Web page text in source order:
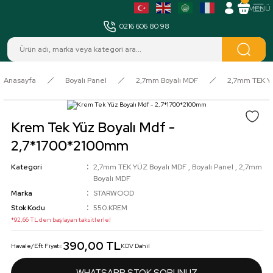
0216 606 80 98
Anasayfa Boyalı Panel 2,7mm Boyalı MDF 2,7mm TEK
Krem Tek Yüz Boyalı Mdf -
2,7*1700*2100mm
Kategori 2,7mm TEK YÜZ Boyalı MDF , Boyalı Panel , 2,7mm
Boyalı MDF
Marka
STARWOOD
Stok Kodu
550.KREM
*92,66 TL den başlayan taksitlerle!
Havale/Eft Fiyatı:390,00 TLKDV Dahil